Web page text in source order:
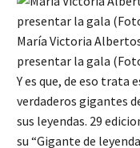
María Victoria
presentar la gala
Y es que, de eso trata
verdaderos gigantes
sus leyendas. 29
su “Gigante de